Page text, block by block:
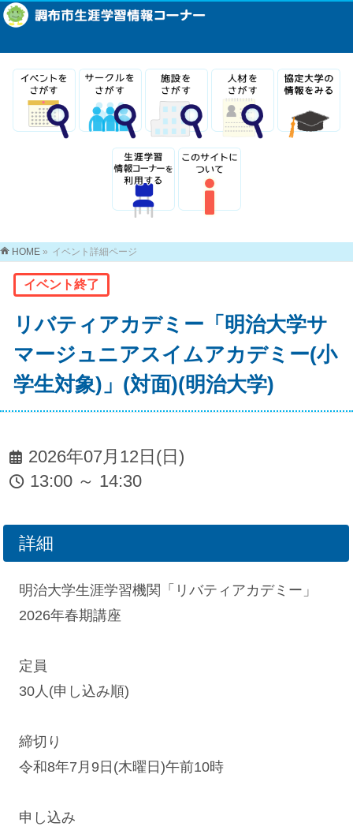
HOME » イベント詳細ページ
イベント終了
リバティアカデミー「明治大学サ
マージュニアスイムアカデミー(小
学生対象)」(対面)(明治大学)
2026年07月12日(日)
13:00 ～ 14:30
詳細
明治大学生涯学習機関「リバティアカデミー」
2026年春期講座
定員
30人(申し込み順)
締切り
令和8年7月9日(木曜日)午前10時
申し込み